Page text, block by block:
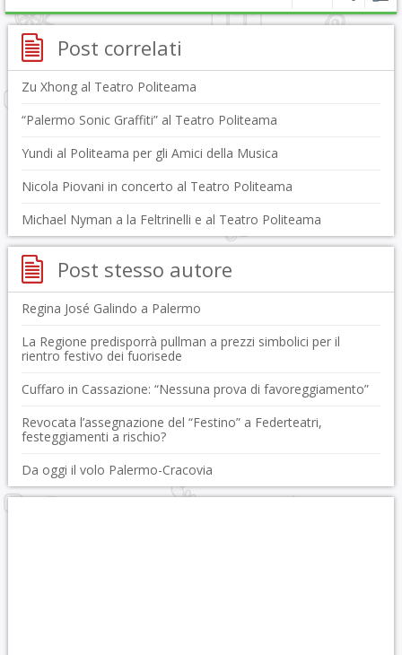
Post correlati
Zu Xhong al Teatro Politeama
“Palermo Sonic Graffiti” al Teatro Politeama
Yundi al Politeama per gli Amici della Musica
Nicola Piovani in concerto al Teatro Politeama
Michael Nyman a la Feltrinelli e al Teatro Politeama
Post stesso autore
Regina José Galindo a Palermo
La Regione predisporrà pullman a prezzi simbolici per il
rientro festivo dei fuorisede
Cuffaro in Cassazione: “Nessuna prova di favoreggiamento”
Revocata l’assegnazione del “Festino” a Federteatri,
festeggiamenti a rischio?
Da oggi il volo Palermo-Cracovia